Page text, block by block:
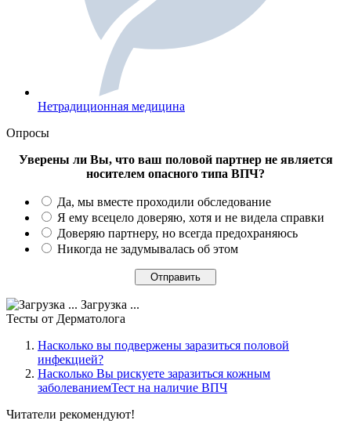
Нетрадиционная медицина
Опросы
Уверены ли Вы, что ваш половой партнер не является
носителем опасного типа ВПЧ?
Да, мы вместе проходили обследование
Я ему всецело доверяю, хотя и не видела справки
Доверяю партнеру, но всегда предохраняюсь
Никогда не задумывалась об этом
Загрузка ...
Тесты от Дерматолога
Насколько вы подвержены заразиться половой
инфекцией?
Насколько Вы рискуете заразиться кожным
заболеваниемТест на наличие ВПЧ
Читатели рекомендуют!